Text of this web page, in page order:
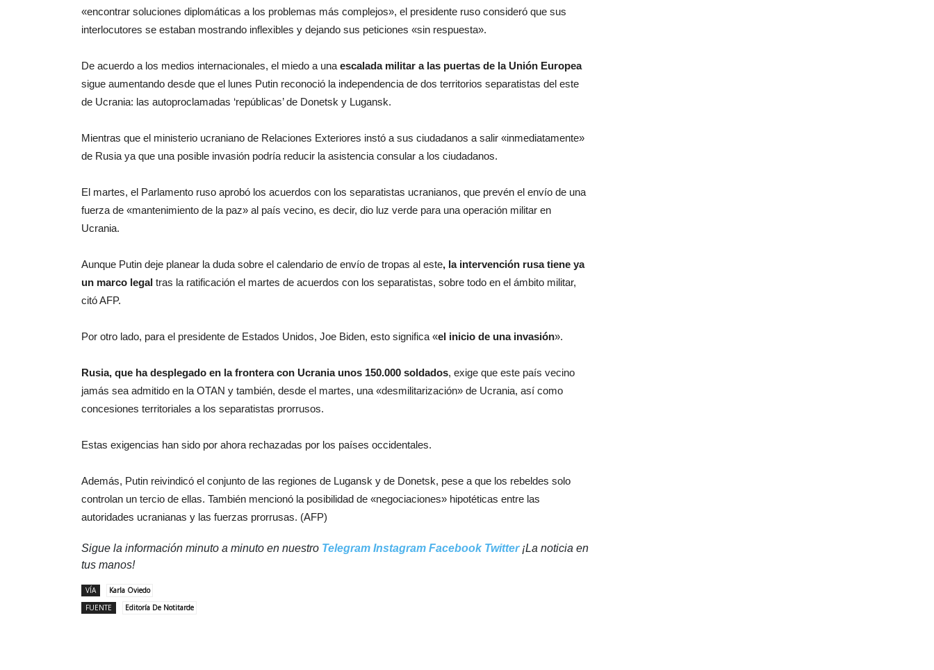
«encontrar soluciones diplomáticas a los problemas más complejos», el presidente ruso consideró que sus
interlocutores se estaban mostrando inflexibles y dejando sus peticiones «sin respuesta».
De acuerdo a los medios internacionales, el miedo a una escalada militar a las puertas de la Unión Europea
sigue aumentando desde que el lunes Putin reconoció la independencia de dos territorios separatistas del este
de Ucrania: las autoproclamadas ‘repúblicas’ de Donetsk y Lugansk.
Mientras que el ministerio ucraniano de Relaciones Exteriores instó a sus ciudadanos a salir «inmediatamente»
de Rusia ya que una posible invasión podría reducir la asistencia consular a los ciudadanos.
El martes, el Parlamento ruso aprobó los acuerdos con los separatistas ucranianos, que prevén el envío de una
fuerza de «mantenimiento de la paz» al país vecino, es decir, dio luz verde para una operación militar en
Ucrania.
Aunque Putin deje planear la duda sobre el calendario de envío de tropas al este, la intervención rusa tiene ya
un marco legal tras la ratificación el martes de acuerdos con los separatistas, sobre todo en el ámbito militar,
citó AFP.
Por otro lado, para el presidente de Estados Unidos, Joe Biden, esto significa «el inicio de una invasión».
Rusia, que ha desplegado en la frontera con Ucrania unos 150.000 soldados, exige que este país vecino
jamás sea admitido en la OTAN y también, desde el martes, una «desmilitarización» de Ucrania, así como
concesiones territoriales a los separatistas prorrusos.
Estas exigencias han sido por ahora rechazadas por los países occidentales.
Además, Putin reivindicó el conjunto de las regiones de Lugansk y de Donetsk, pese a que los rebeldes solo
controlan un tercio de ellas. También mencionó la posibilidad de «negociaciones» hipotéticas entre las
autoridades ucranianas y las fuerzas prorrusas. (AFP)
Sigue la información minuto a minuto en nuestro Telegram Instagram Facebook Twitter¡La noticia en
tus manos!
VÍA
Karla Oviedo
FUENTE
Editoría De Notitarde